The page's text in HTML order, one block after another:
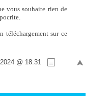
vous souhaite rien de
téléchargement sur ce
@ 18:31